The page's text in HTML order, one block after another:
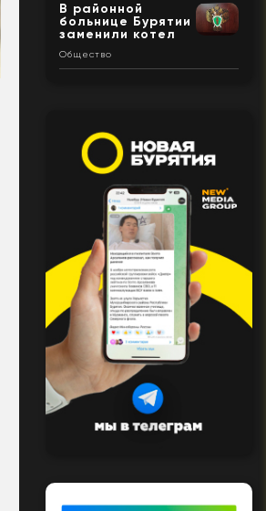
В районной
больнице Бурятии
заменили котел
Общество